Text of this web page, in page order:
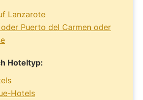
Lanzarote
Puerto del Carmen oder
Hoteltyp:
Hotels